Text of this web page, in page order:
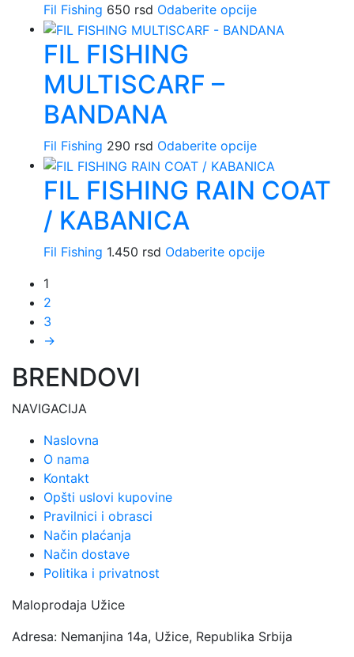
mogu
biti
Fil Fishing 650 rsd Odaberite opcijeOvaj
proizvod
biti
izabrane
na
stranici
FIL FISHING
MULTISCARF –
BANDANA
Fil Fishing 290 rsd Odaberite opcijeOvaj
proizvod
ima
više
mogu
FIL FISHING RAIN COAT
/ KABANICA
Fil Fishing 1.450 rsd Odaberite opcijeOvaj
1
2
3
→
BRENDOVI
NAVIGACIJA
Naslovna
O nama
Kontakt
Opšti uslovi kupovine
Pravilnici i obrasci
Način plaćanja
Način dostave
Politika i privatnost
Maloprodaja Užice
Adresa: Nemanjina 14a, Užice, Republika Srbija